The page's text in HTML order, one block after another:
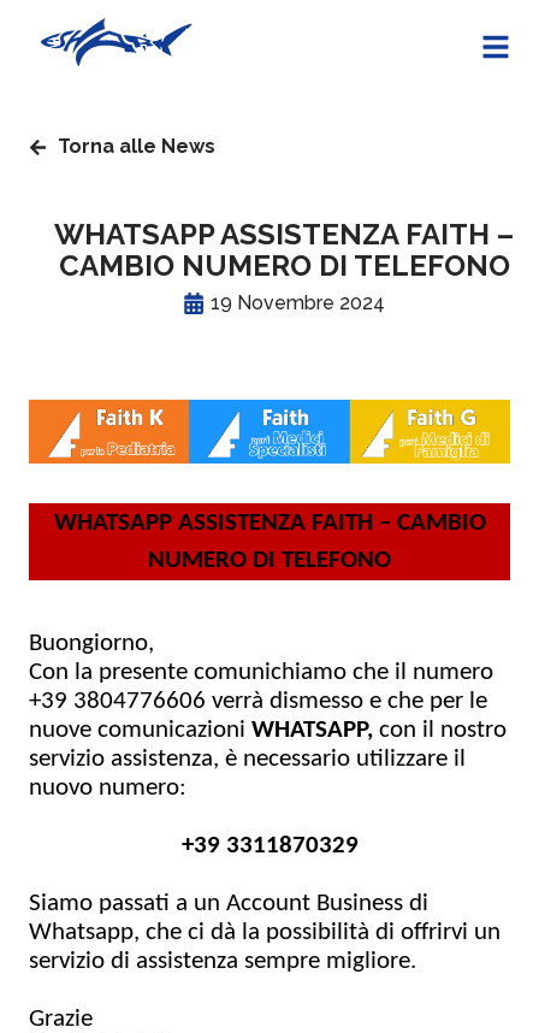
Torna alle News
WHATSAPP ASSISTENZA FAITH –
CAMBIO NUMERO DI TELEFONO
19 Novembre 2024
WHATSAPP ASSISTENZA FAITH – CAMBIO
NUMERO DI TELEFONO
Buongiorno,
Con la presente comunichiamo che il numero
+39 3804776606 verrà dismesso e che per le
nuove comunicazioni WHATSAPP, con il nostro
servizio assistenza, è necessario utilizzare il
nuovo numero:
+39 3311870329
Siamo passati a un Account Business di
Whatsapp, che ci dà la possibilità di offrirvi un
servizio di assistenza sempre migliore.
Grazie